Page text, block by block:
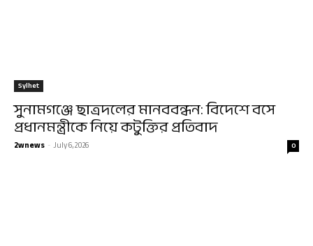
Sylhet
সুনামগঞ্জে ছাত্রদলের মানববন্ধন: বিদেশে বসে
প্রধানমন্ত্রীকে নিয়ে কটুক্তির প্রতিবাদ
2wnews -July 6, 2026 0